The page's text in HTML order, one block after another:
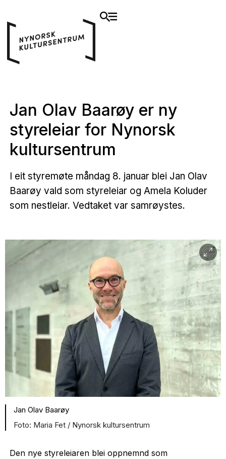
​​Jan Olav Baarøy er ny
styreleiar for Nynorsk
kultursentrum​
I eit styremøte måndag 8. januar blei Jan Olav
Baarøy vald som styreleiar og Amela Koluder
som nestleiar. Vedtaket var samrøystes.
Jan Olav Baarøy
Maria Fet / Nynorsk kultursentrum
Den nye styreleiaren blei oppnemnd som